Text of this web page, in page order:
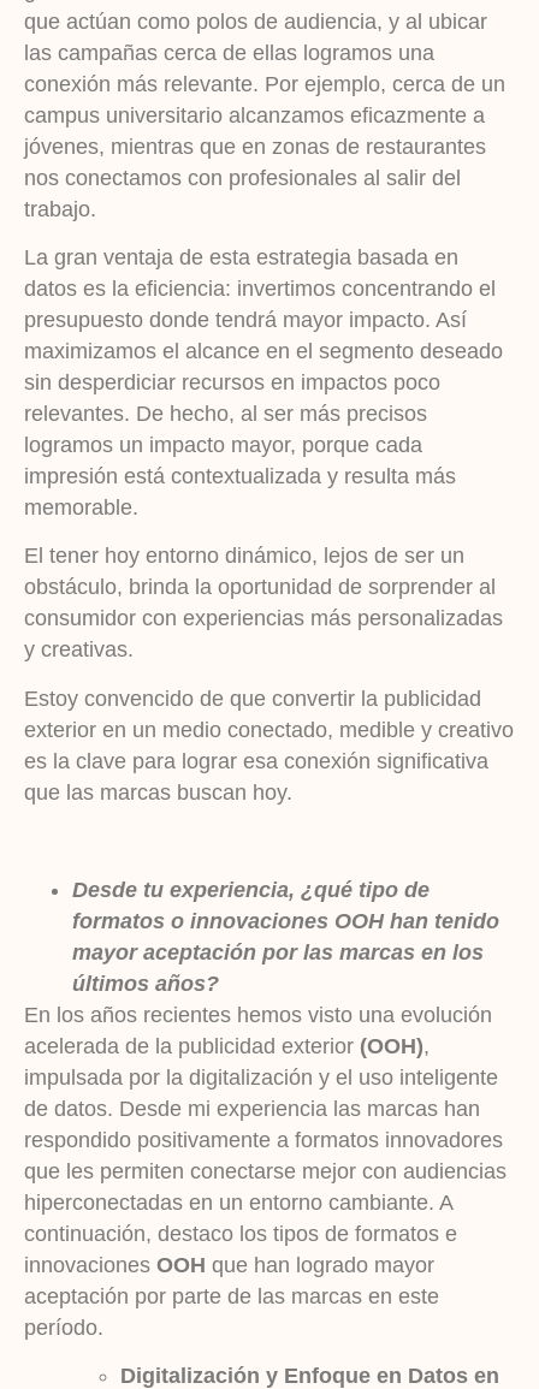
que actúan como polos de audiencia, y al ubicar
las campañas cerca de ellas logramos una
conexión más relevante. Por ejemplo, cerca de un
campus universitario alcanzamos eficazmente a
jóvenes, mientras que en zonas de restaurantes
nos conectamos con profesionales al salir del
trabajo.
La gran ventaja de esta estrategia basada en
datos es la eficiencia: invertimos concentrando el
presupuesto donde tendrá mayor impacto. Así
maximizamos el alcance en el segmento deseado
sin desperdiciar recursos en impactos poco
relevantes. De hecho, al ser más precisos
logramos un impacto mayor, porque cada
impresión está contextualizada y resulta más
memorable.
El tener hoy entorno dinámico, lejos de ser un
obstáculo, brinda la oportunidad de sorprender al
consumidor con experiencias más personalizadas
y creativas.
Estoy convencido de que convertir la publicidad
exterior en un medio conectado, medible y creativo
es la clave para lograr esa conexión significativa
que las marcas buscan hoy.
Desde tu experiencia, ¿qué tipo de
formatos o innovaciones OOH han tenido
mayor aceptación por las marcas en los
últimos años?
En los años recientes hemos visto una evolución
acelerada de la publicidad exterior (OOH),
impulsada por la digitalización y el uso inteligente
de datos. Desde mi experiencia las marcas han
respondido positivamente a formatos innovadores
que les permiten conectarse mejor con audiencias
hiperconectadas en un entorno cambiante. A
continuación, destaco los tipos de formatos e
innovaciones OOH que han logrado mayor
aceptación por parte de las marcas en este
período.
Digitalización y Enfoque en Datos en